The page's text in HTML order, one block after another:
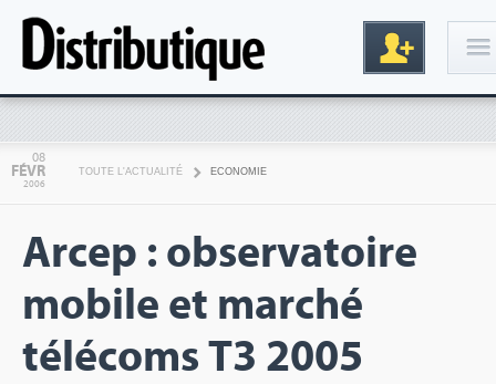
08
FÉVR
2006
TOUTE L'ACTUALITÉ ECONOMIE
Arcep : observatoire
mobile et marché
télécoms T3 2005